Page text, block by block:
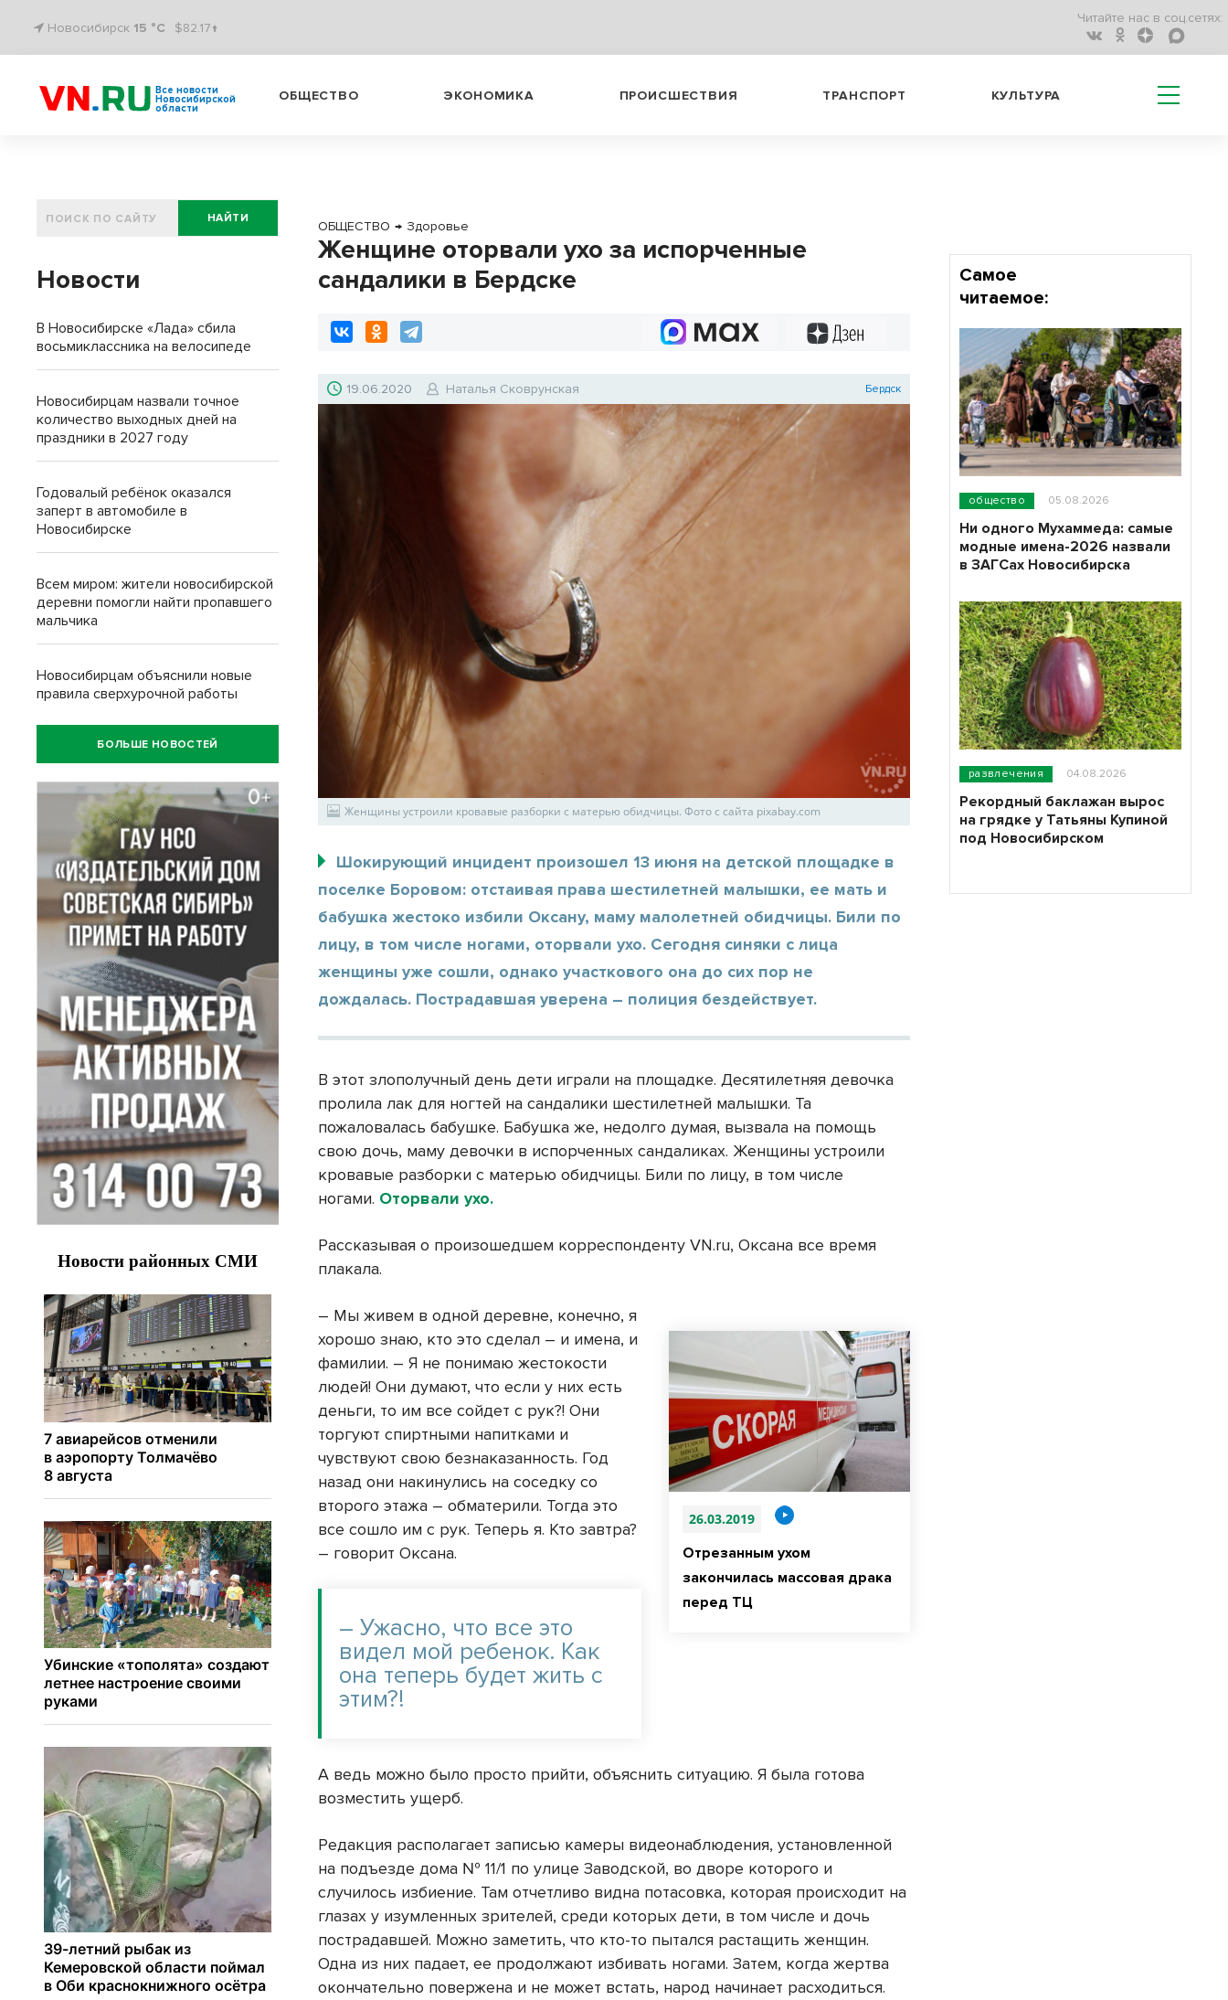
Новосибирск 15 °C $82.17↑
Читайте нас в соц.сетях:
Все новости
Новосибирской
области
ОБЩЕСТВО ЭКОНОМИКА ПРОИСШЕСТВИЯ ТРАНСПОРТ КУЛЬТУРА
ОБЩЕСТВО → Здоровье
Женщине оторвали ухо за испорченные
сандалики в Бердске
19.06.2020 Наталья Сковрунская Бердск
Женщины устроили кровавые разборки с матерью обидчицы. Фото с сайта pixabay.com
Шокирующий инцидент произошел 13 июня на детской площадке в
поселке Боровом: отстаивая права шестилетней малышки, ее мать и
бабушка жестоко избили Оксану, маму малолетней обидчицы. Били по
лицу, в том числе ногами, оторвали ухо. Сегодня синяки с лица
женщины уже сошли, однако участкового она до сих пор не
дождалась. Пострадавшая уверена – полиция бездействует.
В этот злополучный день дети играли на площадке. Десятилетняя девочка
пролила лак для ногтей на сандалики шестилетней малышки. Та
пожаловалась бабушке. Бабушка же, недолго думая, вызвала на помощь
свою дочь, маму девочки в испорченных сандаликах. Женщины устроили
кровавые разборки с матерью обидчицы. Били по лицу, в том числе
ногами. Оторвали ухо.
Рассказывая о произошедшем корреспонденту VN.ru, Оксана все время
плакала.
26.03.2019
Отрезанным ухом
закончилась массовая драка
перед ТЦ
– Мы живем в одной деревне, конечно, я
хорошо знаю, кто это сделал – и имена, и
фамилии. – Я не понимаю жестокости
людей! Они думают, что если у них есть
деньги, то им все сойдет с рук?! Они
торгуют спиртными напитками и
чувствуют свою безнаказанность. Год
назад они накинулись на соседку со
второго этажа – обматерили. Тогда это
все сошло им с рук. Теперь я. Кто завтра?
– говорит Оксана.
– Ужасно, что все это
видел мой ребенок. Как
она теперь будет жить с
этим?!
А ведь можно было просто прийти, объяснить ситуацию. Я была готова
возместить ущерб.
Редакция располагает записью камеры видеонаблюдения, установленной
на подъезде дома № 11/1 по улице Заводской, во дворе которого и
случилось избиение. Там отчетливо видна потасовка, которая происходит на
глазах у изумленных зрителей, среди которых дети, в том числе и дочь
пострадавшей. Можно заметить, что кто-то пытался растащить женщин.
Одна из них падает, ее продолжают избивать ногами. Затем, когда жертва
окончательно повержена и не может встать, народ начинает расходиться.
НАЙТИ
Новости
В Новосибирске «Лада» сбила
восьмиклассника на велосипеде
Новосибирцам назвали точное
количество выходных дней на
праздники в 2027 году
Годовалый ребёнок оказался
заперт в автомобиле в
Новосибирске
Всем миром: жители новосибирской
деревни помогли найти пропавшего
мальчика
Новосибирцам объяснили новые
правила сверхурочной работы
БОЛЬШЕ НОВОСТЕЙ
Самое
читаемое:
общество 05.08.2026
Ни одного Мухаммеда: самые
модные имена-2026 назвали
в ЗАГСах Новосибирска
развлечения 04.08.2026
Рекордный баклажан вырос
на грядке у Татьяны Купиной
под Новосибирском